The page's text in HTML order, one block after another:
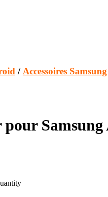
/ Accessoires Samsung
Samsung